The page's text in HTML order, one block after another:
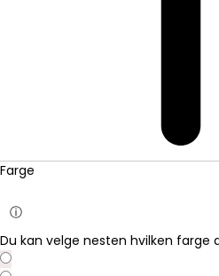
Farge
ⓘ
Du kan velge nesten hvilken farge